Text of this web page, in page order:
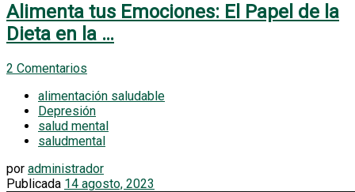
Alimenta tus Emociones: El Papel de la
Dieta en la …
2 Comentarios
alimentación saludable
Depresión
salud mental
saludmental
por administrador
Publicada 14 agosto, 2023